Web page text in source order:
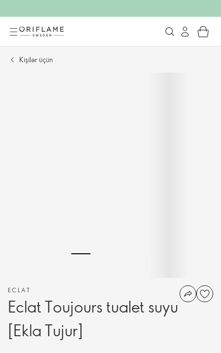
Kişilər üçün
ECLAT
Eclat Toujours tualet suyu
[Ekla Tujur]